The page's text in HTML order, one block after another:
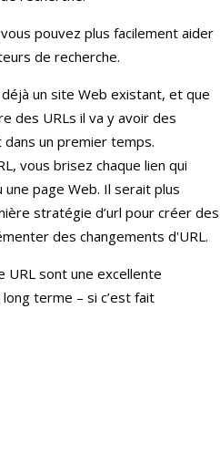
pouvez plus facilement aider
de recherche.
un site Web existant, et que
des URLs il va y avoir des
un premier temps.
vous brisez chaque lien qui
page Web. Il serait plus
stratégie d’url pour créer des
des changements d'URL.
URL sont une excellente
terme – si c’est fait